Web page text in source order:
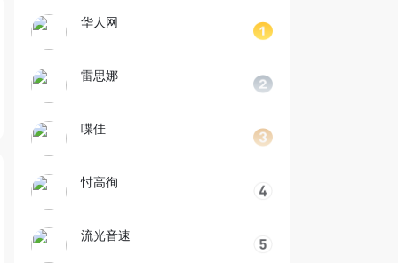
华人网
雷思娜
喋佳
忖高徇
流光音速